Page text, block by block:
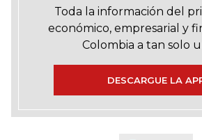
Toda la información del
económico, empresarial y
Colombia a tan solo
DESCARGUE LA